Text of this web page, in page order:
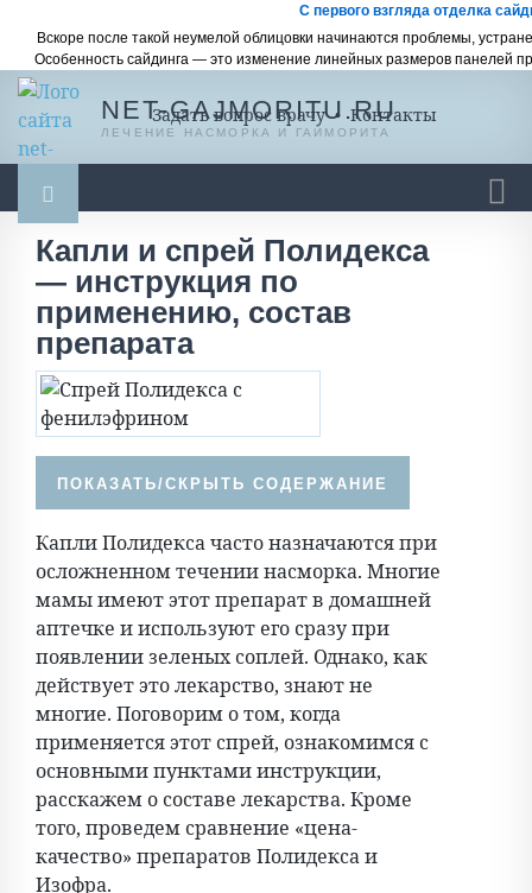
С первого взгляда отделка
Вскоре после такой неумелой облицовки начинаются проблемы,
Особенность сайдинга — это изменение линейных размеров панелей
NET-GAJMORITU.RU
ЛЕЧЕНИЕ НАСМОРКА И ГАЙМОРИТА
Задать вопрос врачу•Контакты
Гайморит Насморк Насморк у ребенка
Ингаляции Масло, мази, бальзамы
Промывание носа
Капли и спрей Полидекса
— инструкция по
применению, состав
препарата
Капли Полидекса часто назначаются при
осложненном течении насморка. Многие
мамы имеют этот препарат в домашней
аптечке и используют его сразу при
появлении зеленых соплей. Однако, как
действует это лекарство, знают не
многие. Поговорим о том, когда
применяется этот спрей, ознакомимся с
основными пунктами инструкции,
расскажем о составе лекарства. Кроме
того, проведем сравнение «цена-
качество» препаратов Полидекса и
Изофра.